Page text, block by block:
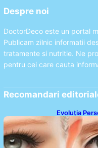
Despre noi
DoctorDeco este un portal
Publicam zilnic informatii
tratamente si nutritie. Ne
pentru cei care cauta
Recomandari
Evoluția
Oferă